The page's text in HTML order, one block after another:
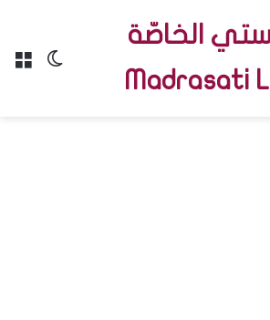
Menu
الخاصّة
Madrasati